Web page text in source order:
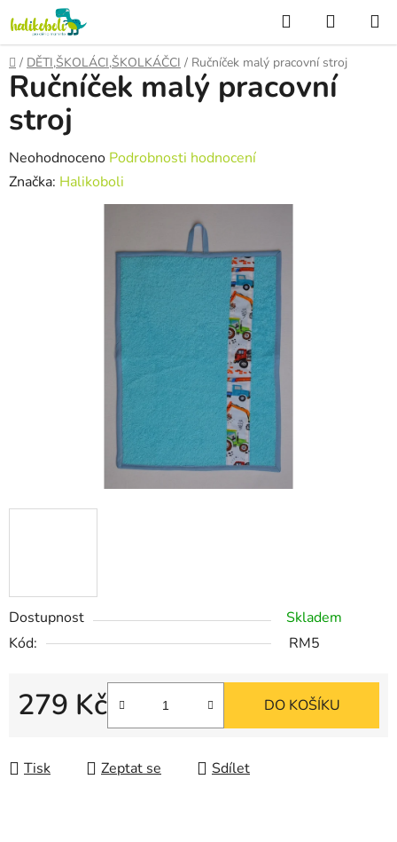
na
obsah
Hledat
KOŠÍK
Domů
/ DĚTI,ŠKOLÁCI,ŠKOLKÁČCI / Ručníček malý pracovní stroj
Dostupnost
Skladem
Kód:
RM5
279 Kč DO KOŠÍKU
Tisk Zeptat se Sdílet
Ručníček malý pracovní
stroj
Průměrné
hodnocení
Neohodnoceno Podrobnosti hodnocení
Značka: Halikoboli